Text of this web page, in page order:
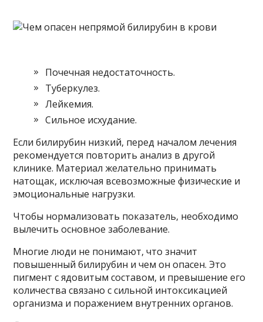
Почечная недостаточность.
Туберкулез.
Лейкемия.
Сильное исхудание.
Если билирубин низкий, перед началом лечения
рекомендуется повторить анализ в другой
клинике. Материал желательно принимать
натощак, исключая всевозможные физические и
эмоциональные нагрузки.
Чтобы нормализовать показатель, необходимо
вылечить основное заболевание.
Многие люди не понимают, что значит
повышенный билирубин и чем он опасен. Это
пигмент с ядовитым составом, и превышение его
количества связано с сильной интоксикацией
организма и поражением внутренних органов.